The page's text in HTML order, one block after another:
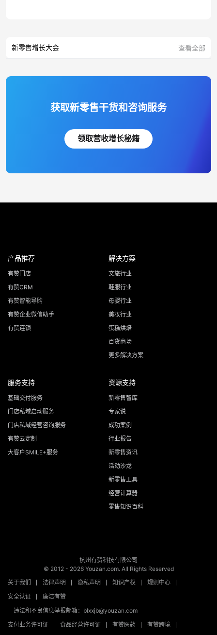
新零售增长大会 查看全部
获取新零售干货和咨询服务
领取营收增长秘籍
产品推荐
有赞门店
有赞CRM
有赞智能导购
有赞企业微信助手
有赞连锁
解决方案
文旅行业
鞋服行业
母婴行业
美妆行业
蛋糕烘焙
百货商场
更多解决方案
服务支持
基础交付服务
门店私域启动服务
门店私域经营咨询服务
有赞云定制
大客户SMILE+服务
资源支持
新零售智库
专家说
成功案例
行业报告
新零售资讯
活动沙龙
新零售工具
经营计算器
零售知识百科
杭州有赞科技有限公司
© 2012 - 2026Youzan.com. All Rights Reserved
关于我们
法律声明 隐私声明 知识产权
规则中心
安全认证
廉洁有赞
违法和不良信息举报邮箱：blxxjb@youzan.com
支付业务许可证
食品经营许可证 有赞医药 有赞跨境